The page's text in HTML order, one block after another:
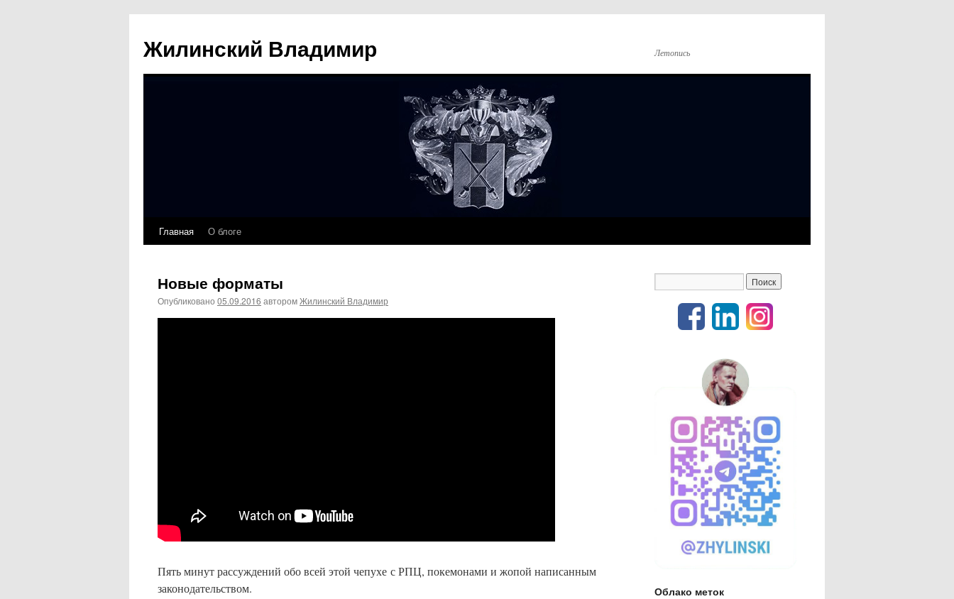
Жилинский Владимир Летопись
Перейти
содержимому
Главная О блоге
Новые форматы
Опубликовано 05.09.2016 авторомЖилинский Владимир
Пять минут рассуждений обо всей этой чепухе с РПЦ, покемонами и жопой написанным
законодательством.
Облако меток